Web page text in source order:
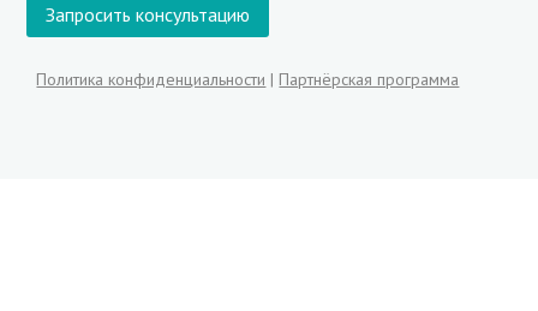
Запросить консультацию
Политика конфиденциальности | Партнёрская программа